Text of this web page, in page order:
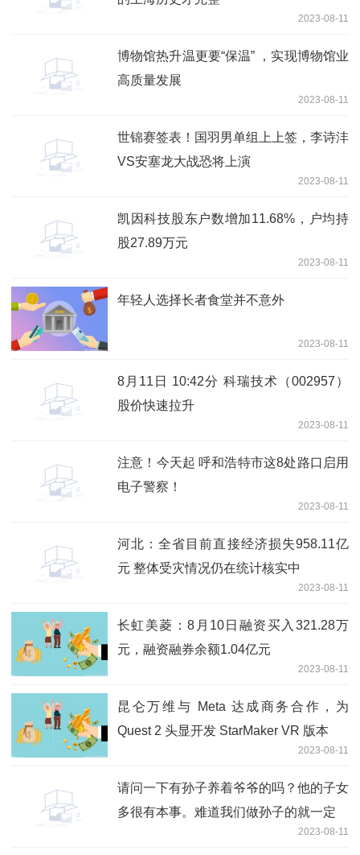
2023-08-11
博物馆热升温更要“保温” ，实现博物馆业
高质量发展
2023-08-11
世锦赛签表！国羽男单组上上签，李诗沣
VS安塞龙大战恐将上演
2023-08-11
凯因科技股东户数增加11.68%，户均持
股27.89万元
2023-08-11
年轻人选择长者食堂并不意外
2023-08-11
8月11日 10:42分 科瑞技术（002957）
股价快速拉升
2023-08-11
注意！今天起 呼和浩特市这8处路口启用
电子警察！
2023-08-11
河北：全省目前直接经济损失958.11亿
元 整体受灾情况仍在统计核实中
2023-08-11
长虹美菱：8月10日融资买入321.28万
元，融资融券余额1.04亿元
2023-08-11
昆仑万维与 Meta 达成商务合作，为
Quest 2 头显开发 StarMaker VR 版本
2023-08-11
请问一下有孙子养着爷爷的吗？他的子女
多很有本事。难道我们做孙子的就一定
2023-08-11